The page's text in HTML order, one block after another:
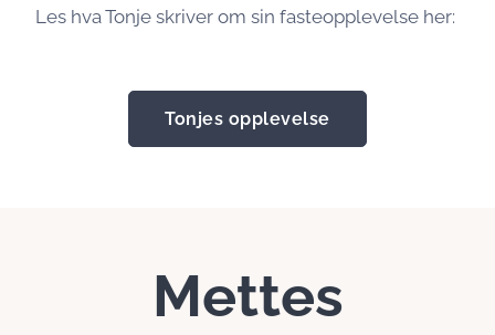
Les hva Tonje skriver om sin fasteopplevelse her:
Tonjes opplevelse
Mettes